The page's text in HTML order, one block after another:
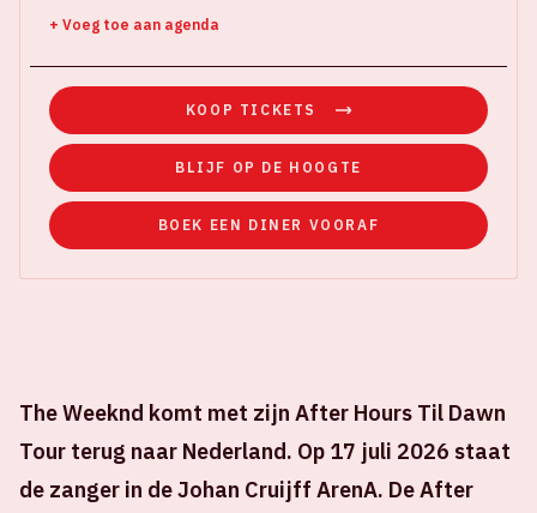
The Weeknd komt met zijn After Hours Til Dawn
Tour terug naar Nederland. Op 17 juli 2026 staat
de zanger in de Johan Cruijff ArenA. De After
+ Voeg toe aan agenda
KOOP TICKETS
BLIJF OP DE HOOGTE
BOEK EEN DINER VOORAF